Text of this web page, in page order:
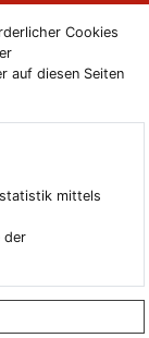
Cookies
auf diesen Seiten
mittels
der